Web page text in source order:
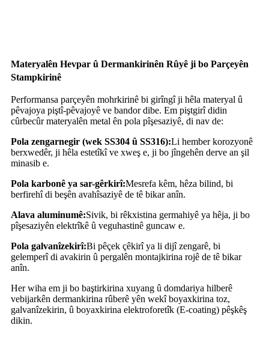
Materyalên Hevpar û Dermankirinên Rûyê ji bo Parçeyên
Stampkirinê
Performansa parçeyên mohrkirinê bi girîngî ji hêla materyal û
pêvajoya piştî-pêvajoyê ve bandor dibe. Em piştgirî didin
cûrbecûr materyalên metal ên pola pîşesaziyê, di nav de:
Pola zengarnegir (wek SS304 û SS316):Li hember korozyonê
berxwedêr, ji hêla estetîkî ve xweş e, ji bo jîngehên derve an şil
minasib e.
Pola karbonê ya sar-gêrkirî:Mesrefa kêm, hêza bilind, bi
berfirehî di beşên avahîsaziyê de tê bikar anîn.
Alava aluminumê:Sivik, bi rêkxistina germahiyê ya hêja, ji bo
pîşesaziyên elektrîkê û veguhastinê guncaw e.
Pola galvanîzekirî:Bi pêçek çêkirî ya li dijî zengarê, bi
gelemperî di avakirin û pergalên montajkirina rojê de tê bikar
anîn.
Her wiha em ji bo baştirkirina xuyang û domdariya hilberê
vebijarkên dermankirina rûberê yên wekî boyaxkirina toz,
galvanîzekirin, û boyaxkirina elektroforetîk (E-coating) pêşkêş
dikin.